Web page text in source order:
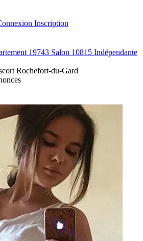
Inscription
19743 Salon 10815 Indépendante
Rochefort-du-Gard